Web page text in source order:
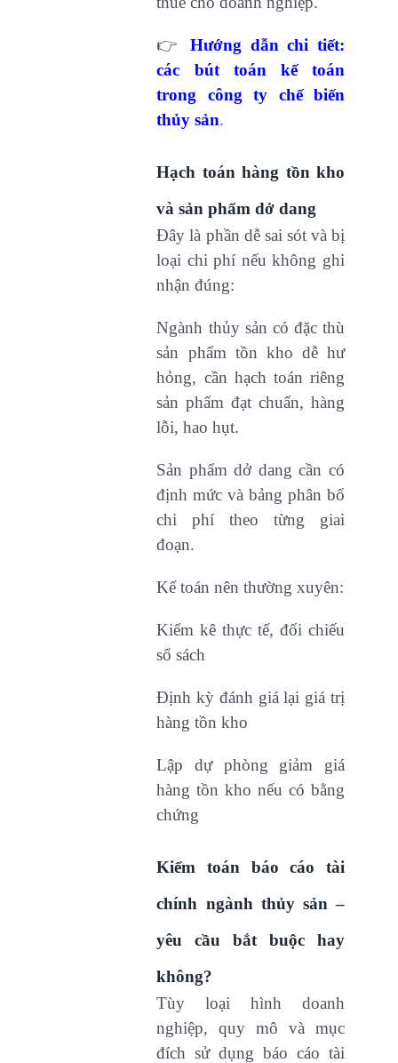
👉 Hướng dẫn chi tiết:
các bút toán kế toán
trong công ty chế biến
thủy sản.
Hạch toán hàng tồn kho
và sản phẩm dở dang
Đây là phần dễ sai sót và bị
loại chi phí nếu không ghi
nhận đúng:
Ngành thủy sản có đặc thù
sản phẩm tồn kho dễ hư
hỏng, cần hạch toán riêng
sản phẩm đạt chuẩn, hàng
lỗi, hao hụt.
Sản phẩm dở dang cần có
định mức và bảng phân bổ
chi phí theo từng giai
đoạn.
Kế toán nên thường xuyên:
Kiểm kê thực tế, đối chiếu
sổ sách
Định kỳ đánh giá lại giá trị
hàng tồn kho
Lập dự phòng giảm giá
hàng tồn kho nếu có bằng
chứng
Kiểm toán báo cáo tài
chính ngành thủy sản –
yêu cầu bắt buộc hay
không?
Tùy loại hình doanh
nghiệp, quy mô và mục
đích sử dụng báo cáo tài